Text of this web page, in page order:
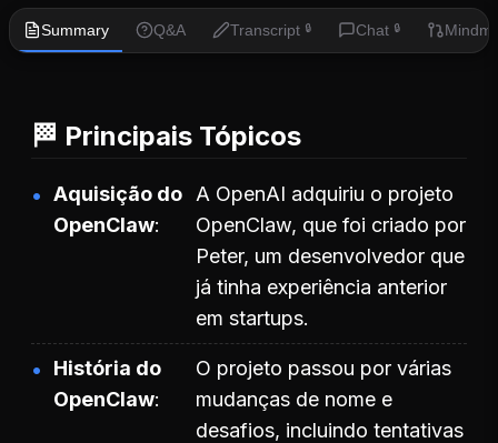
Summary Q&A Transcript 🔒 Chat 🔒
🏁 Principais Tópicos
Aquisição do
OpenClaw
A OpenAI adquiriu o projeto
OpenClaw, que foi criado por
Peter, um desenvolvedor que
já tinha experiência anterior
em startups.
História do
OpenClaw
O projeto passou por várias
mudanças de nome e
desafios, incluindo tentativas